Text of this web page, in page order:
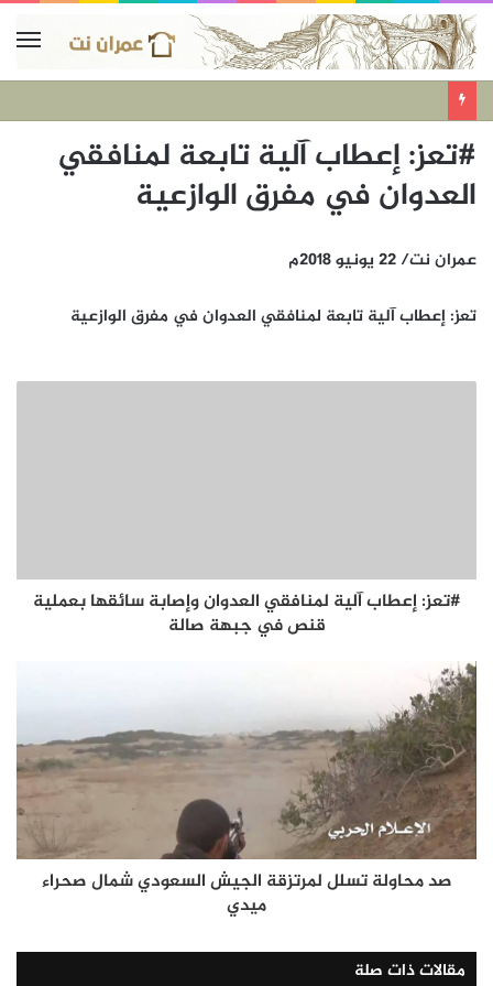
#تعز: إعطاب آلية تابعة لمنافقي
العدوان في مفرق الوازعية
عمران نت/ 22 يونيو 2018م
تعز: إعطاب آلية تابعة لمنافقي العدوان في مفرق الوازعية
#تعز: إعطاب آلية لمنافقي العدوان وإصابة سائقها بعملية
قنص في جبهة صالة
صد محاولة تسلل لمرتزقة الجيش السعودي شمال صحراء
ميدي
مقالات ذات صلة